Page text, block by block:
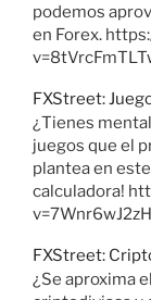
podemos
en Forex.
FXStreet:
¿Tienes
juegos que el
plantea en
calculadora!
FXStreet:
¿Se aproxima